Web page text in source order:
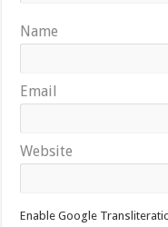
Name
Email
Website
Enable Google